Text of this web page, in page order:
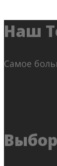
Наш
Самое